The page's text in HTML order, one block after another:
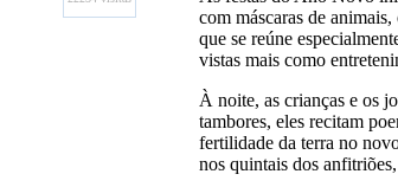
com máscaras de animais,
que se reúne
vistas mais como
À noite, as crianças e os
tambores, eles recitam
fertilidade da terra no
nos quintais dos